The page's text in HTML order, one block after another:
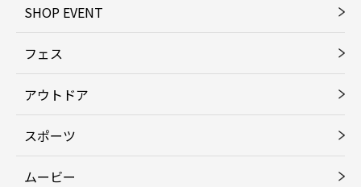
SHOP EVENT
フェス
アウトドア
スポーツ
ムービー